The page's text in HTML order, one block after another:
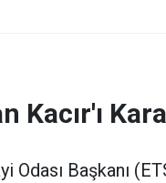
Kacır'ı
Başkanı